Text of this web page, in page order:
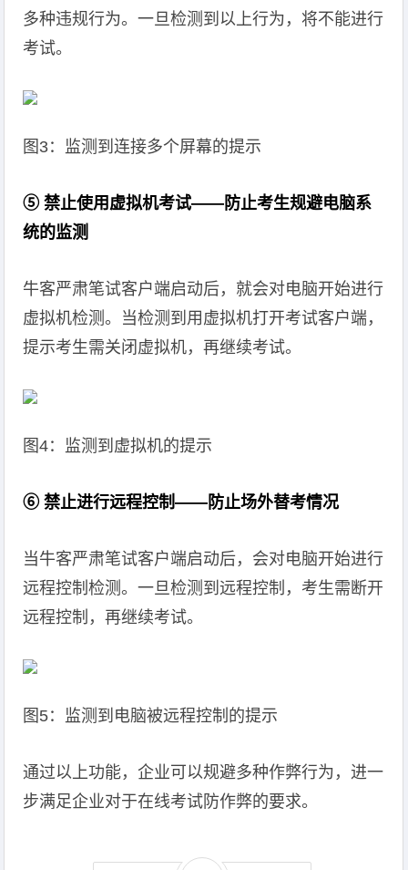
多种违规行为。一旦检测到以上行为，将不能进行
考试。
图3：监测到连接多个屏幕的提示
⑤ 禁止使用虚拟机考试——防止考生规避电脑系
统的监测
牛客严肃笔试客户端启动后，就会对电脑开始进行
虚拟机检测。当检测到用虚拟机打开考试客户端，
提示考生需关闭虚拟机，再继续考试。
图4：监测到虚拟机的提示
⑥ 禁止进行远程控制——防止场外替考情况
当牛客严肃笔试客户端启动后，会对电脑开始进行
远程控制检测。一旦检测到远程控制，考生需断开
远程控制，再继续考试。
图5：监测到电脑被远程控制的提示
通过以上功能，企业可以规避多种作弊行为，进一
步满足企业对于在线考试防作弊的要求。